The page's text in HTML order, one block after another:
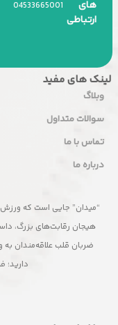
های
ارتباطی
04533665001
لینک های مفید
وبلاگ
سوالات متداول
تماس با ما
درباره ما
“میدان” جایی است که
هیجان رقابت‌های بزرگ،
ضربان قلب علاقه‌مندان به
دارید؛